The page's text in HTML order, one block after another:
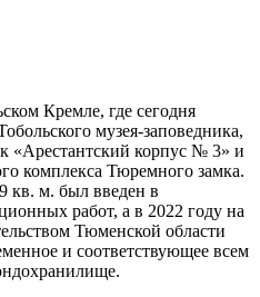
Кремле, где сегодня
музея-заповедника,
«Арестантский корпус № 3» и
комплекса Тюремного замка.
кв. м. был введен в
работ, а в 2022 году на
Тюменской области
и соответствующее всем